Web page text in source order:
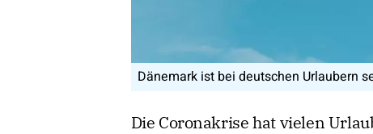
Einfach traumhaft: ein Ferienhaus in
Die Coronakrise hat vielen